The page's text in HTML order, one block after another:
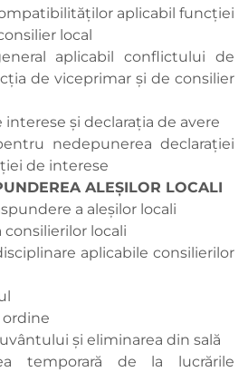
aplicabil funcției
local
aplicabil conflictului de
de viceprimar şi de consilier
interese şi declarația de avere
nedepunerea declarației
de interese
ALEŞILOR LOCALI
a aleșilor locali
consilierilor locali
aplicabile consilierilor
ordine
şi eliminarea din sală
temporară de la lucrările